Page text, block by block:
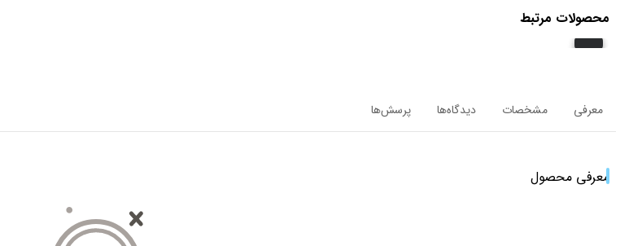
محصولات مرتبط
معرفی مشخصات دیدگاه‌ها پرسش‌ها
معرفی محصول